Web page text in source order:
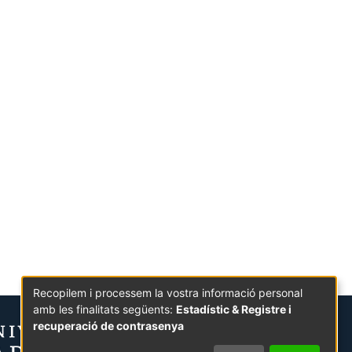
Recopilem i processem la vostra informació personal
amb les finalitats següents: Estadístic & Registre i
recuperació de contrasenya